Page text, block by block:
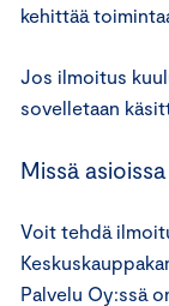
kehittää
Jos ilmoitus
sovelletaan
Missä
Voit tehdä
Palvelu Oy:ssä